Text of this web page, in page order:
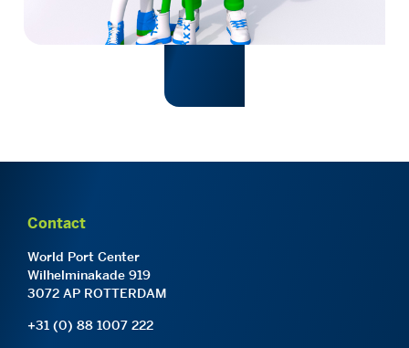
Contact
World Port Center
Wilhelminakade 919
3072 AP ROTTERDAM
+31 (0) 88 1007 222